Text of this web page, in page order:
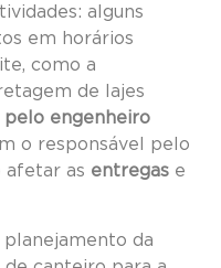
alguns
em horários
como a
de lajes
pelo engenheiro
o responsável pelo
afetar as entregas e
da